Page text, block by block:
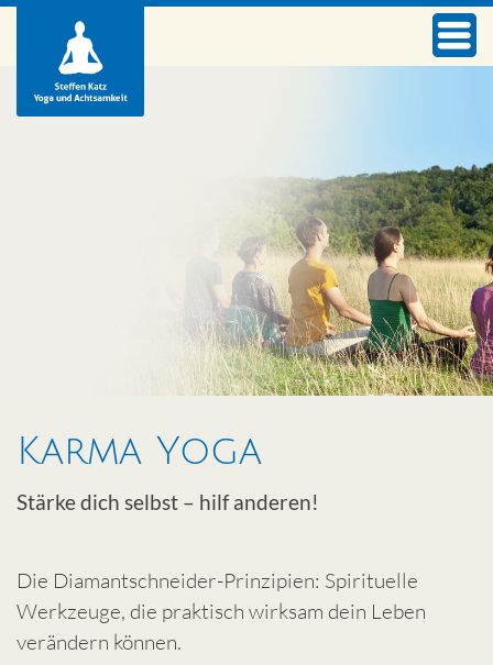
Karma Yoga
Stärke dich selbst – hilf anderen!
Die Diamantschneider-Prinzipien: Spirituelle
Werkzeuge, die praktisch wirksam dein Leben
verändern können.